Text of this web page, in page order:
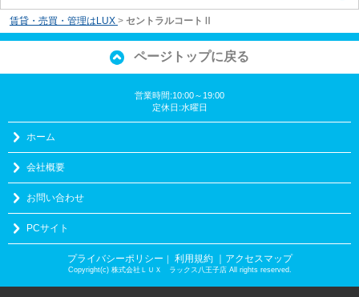
賃貸・売買・管理はLUX > セントラルコートⅡ
ページトップに戻る
営業時間:10:00～19:00
定休日:水曜日
ホーム
会社概要
お問い合わせ
PCサイト
プライバシーポリシー ｜ 利用規約 ｜アクセスマップ
Copyright(c) 株式会社ＬＵＸ ラックス八王子店 All rights reserved.